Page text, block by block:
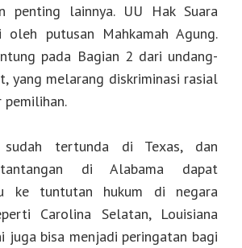
penting lainnya. UU Hak Suara
putusan Mahkamah Agung.
pada Bagian 2 dari undang-
yang melarang diskriminasi rasial
pemilihan.
sudah tertunda di Texas, dan
tantangan di Alabama dapat
ke tuntutan hukum di negara
Carolina Selatan, Louisiana
juga bisa menjadi peringatan bagi